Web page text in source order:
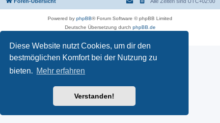
Diese Website nutzt Cookies, um dir den
bestmöglichen Komfort bei der Nutzung zu
bieten. Mehr erfahren
Verstanden!
Powered by phpBB® Forum Software © phpBB Limited
Deutsche Übersetzung durch phpBB.de